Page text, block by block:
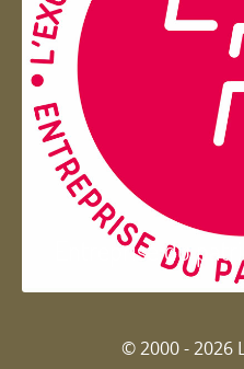
Entreprise du
© 2000 - 2026